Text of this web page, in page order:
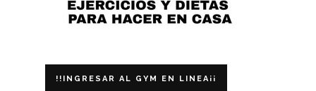
!!INGRESAR AL GYM EN LINEA¡¡